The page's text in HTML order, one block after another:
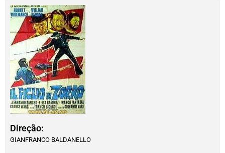
Direção:
GIANFRANCO BALDANELLO